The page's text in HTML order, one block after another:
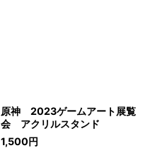
原神 2023ゲームアート展覧
会 アクリルスタンド
1,500円